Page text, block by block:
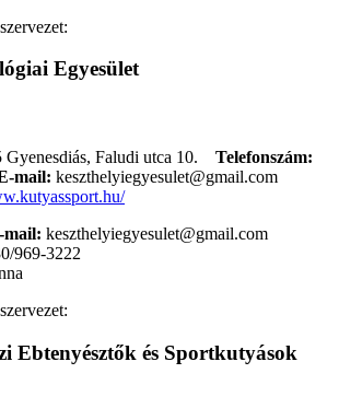
Egyesület
Gyenesdiás, Faludi utca 10. Telefonszám:
mail: keszthelyiegyesulet@gmail.com
mail: keszthelyiegyesulet@gmail.com
969-3222
Ebtenyésztők és Sportkutyások